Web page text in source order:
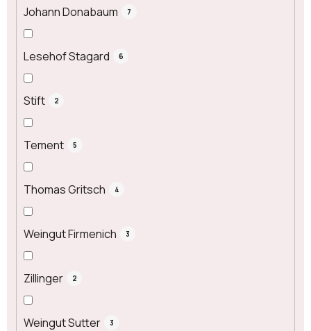
Johann Donabaum 7
Lesehof Stagard 6
Stift 2
Tement 5
Thomas Gritsch 4
Weingut Firmenich 3
Zillinger 2
Weingut Sutter 3